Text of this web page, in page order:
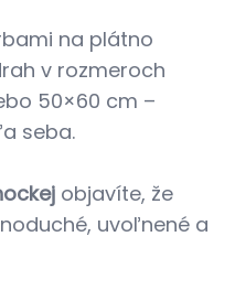
na plátno
v rozmeroch
50×60 cm –
seba.
objavíte, že
uvoľnené a